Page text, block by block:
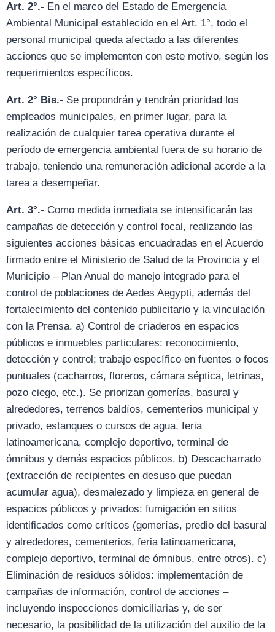
Art. 2°.- En el marco del Estado de Emergencia
Ambiental Municipal establecido en el Art. 1°, todo el
personal municipal queda afectado a las diferentes
acciones que se implementen con este motivo, según los
requerimientos específicos.
Art. 2° Bis.- Se propondrán y tendrán prioridad los
empleados municipales, en primer lugar, para la
realización de cualquier tarea operativa durante el
período de emergencia ambiental fuera de su horario de
trabajo, teniendo una remuneración adicional acorde a la
tarea a desempeñar.
Art. 3°.- Como medida inmediata se intensificarán las
campañas de detección y control focal, realizando las
siguientes acciones básicas encuadradas en el Acuerdo
firmado entre el Ministerio de Salud de la Provincia y el
Municipio – Plan Anual de manejo integrado para el
control de poblaciones de Aedes Aegypti, además del
fortalecimiento del contenido publicitario y la vinculación
con la Prensa. a) Control de criaderos en espacios
públicos e inmuebles particulares: reconocimiento,
detección y control; trabajo específico en fuentes o focos
puntuales (cacharros, floreros, cámara séptica, letrinas,
pozo ciego, etc.). Se priorizan gomerías, basural y
alrededores, terrenos baldíos, cementerios municipal y
privado, estanques o cursos de agua, feria
latinoamericana, complejo deportivo, terminal de
ómnibus y demás espacios públicos. b) Descacharrado
(extracción de recipientes en desuso que puedan
acumular agua), desmalezado y limpieza en general de
espacios públicos y privados; fumigación en sitios
identificados como críticos (gomerías, predio del basural
y alrededores, cementerios, feria latinoamericana,
complejo deportivo, terminal de ómnibus, entre otros). c)
Eliminación de residuos sólidos: implementación de
campañas de información, control de acciones –
incluyendo inspecciones domiciliarias y, de ser
necesario, la posibilidad de la utilización del auxilio de la